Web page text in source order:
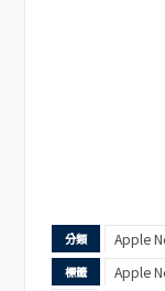
分類 Apple
標籤 Apple